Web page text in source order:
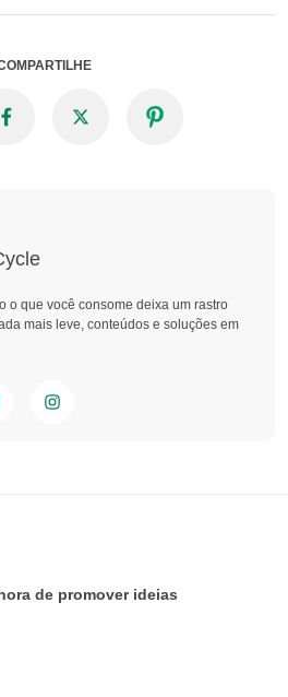
o que você consome deixa um rastro
mais leve, conteúdos e soluções em
de promover ideias